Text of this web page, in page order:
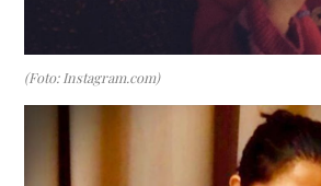
(Foto: Instagram.com)